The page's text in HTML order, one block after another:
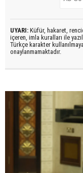
UYARI: Küfür, hakaret,
içeren, imla kuralları ile
Türkçe karakter
onaylanmamaktadır.